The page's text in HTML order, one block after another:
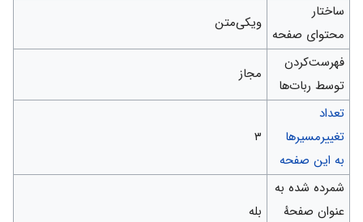
ساختار
محتوای صفحه
ویکی‌متن
‌فهرست‌کردن
توسط ربات‌ها
مجاز
تعداد
تغییرمسیرها
به این صفحه
۳
شمرده شده به
عنوان صفحهٔ
بله